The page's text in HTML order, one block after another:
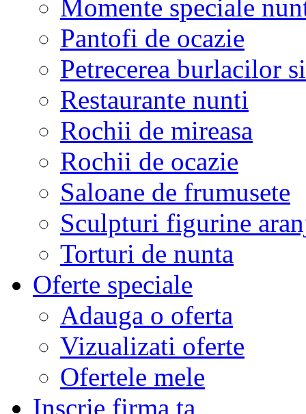
Momente speciale
Pantofi de ocazie
Petrecerea burlacilor
Restaurante nunti
Rochii de mireasa
Rochii de ocazie
Saloane de frumusete
Sculpturi figurine
Torturi de nunta
Oferte speciale
Adauga o oferta
Vizualizati oferte
Ofertele mele
Inscrie firma ta